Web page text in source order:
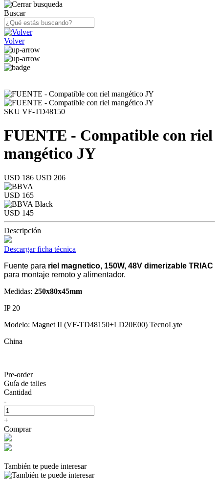
Buscar
Volver
SKU VF-TD48150
FUENTE - Compatible con riel
mangético JY
USD 186 USD 206
USD 165
USD 145
Descripción
Descargar ficha técnica
Fuente para riel magnetico, 150W, 48V dimerizable TRIAC
para montaje remoto y alimentador.
Medidas: 250x80x45mm
IP 20
Modelo: Magnet II (VF-TD48150+LD20E00) TecnoLyte
China
Pre-order
Guía de talles
Cantidad
-
+
Comprar
También te puede interesar